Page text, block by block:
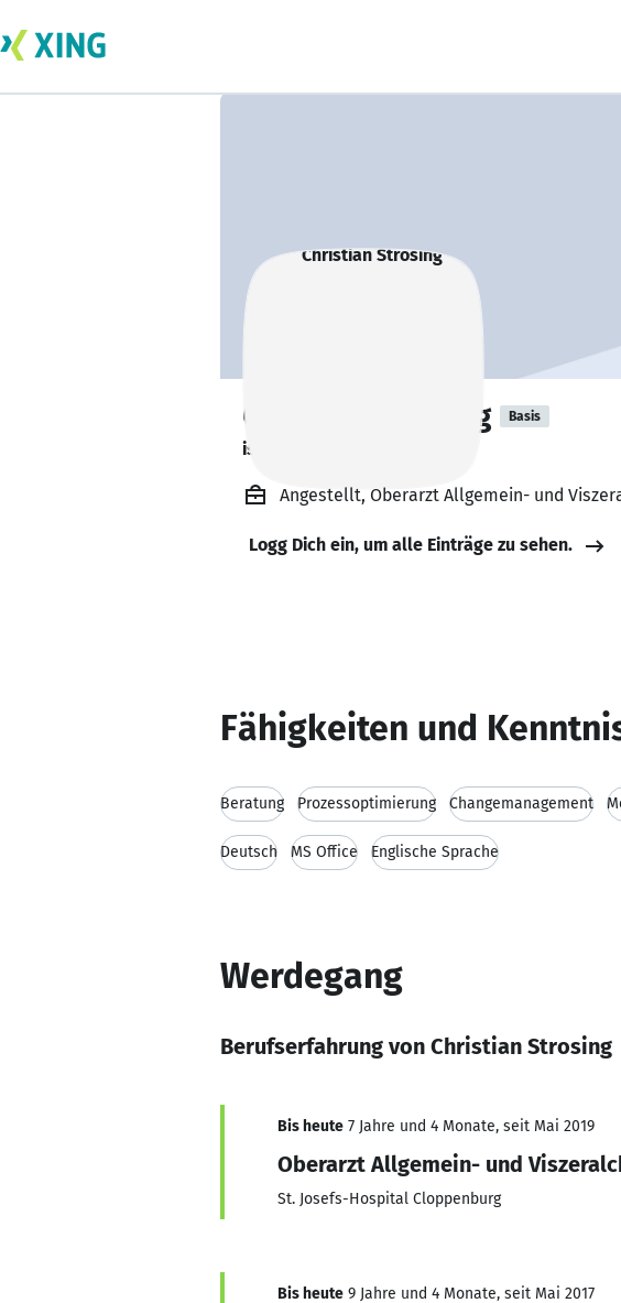
Christian Strosing Basis
ist offen für Projekte. 🔎
Angestellt, Oberarzt Allgemein- und
Logg Dich ein, um alle Einträge zu sehen.
Fähigkeiten und
Beratung Prozessoptimierung Changemanagement
Deutsch MS Office Englische Sprache
Werdegang
Berufserfahrung von Christian Strosing
Bis heute 7 Jahre und 4 Monate, seit Mai 2019
Oberarzt Allgemein- und
St. Josefs-Hospital Cloppenburg
Bis heute 9 Jahre und 4 Monate, seit Mai 2017